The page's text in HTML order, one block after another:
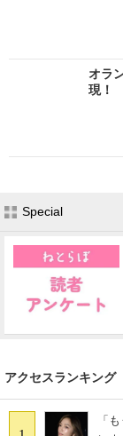
オラ
現！
Special
アクセスランキング
「